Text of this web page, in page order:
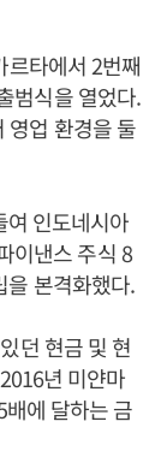
타에서 2번째
범식을 열었다.
영업 환경을 둘
인도네시아
이낸스 주식 8
을 본격화했다.
던 현금 및 현
년 미얀마
에 달하는 금